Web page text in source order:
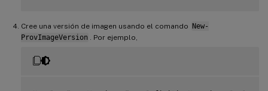
Cree una versión de imagen usando el comando New-
ProvImageVersion
. Por ejemplo,